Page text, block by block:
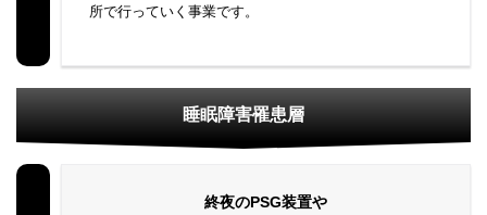
所で行っていく事業です。
睡眠障害罹患層
終夜のPSG装置や